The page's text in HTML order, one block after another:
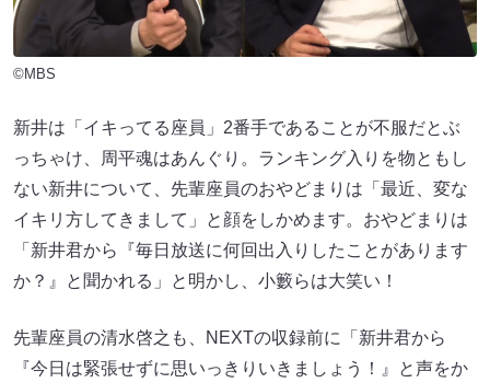
©MBS
新井は「イキってる座員」2番手であることが不服だとぶ
っちゃけ、周平魂はあんぐり。ランキング入りを物ともし
ない新井について、先輩座員のおやどまりは「最近、変な
イキリ方してきまして」と顔をしかめます。おやどまりは
「新井君から『毎日放送に何回出入りしたことがあります
か？』と聞かれる」と明かし、小籔らは大笑い！
先輩座員の清水啓之も、NEXTの収録前に「新井君から
『今日は緊張せずに思いっきりいきましょう！』と声をか